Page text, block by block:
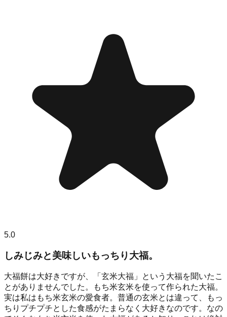
5.0
しみじみと美味しいもっちり大福。
大福餅は大好きですが、「玄米大福」という大福を聞いたこ
とがありませんでした。もち米玄米を使って作られた大福。
実は私はもち米玄米の愛食者。普通の玄米とは違って、もっ
ちりプチプチとした食感がたまらなく大好きなのです。なの